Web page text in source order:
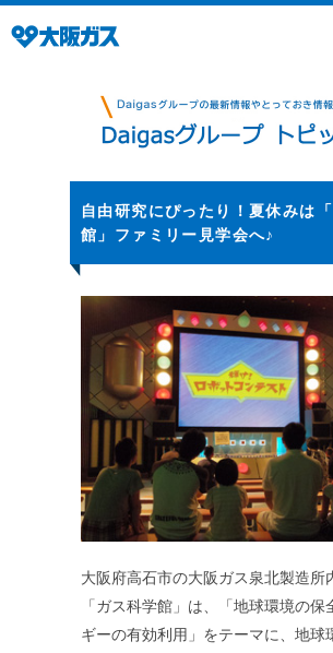
自由研究にぴったり！夏休みは
館」ファミリー見学会へ♪
大阪府高石市の大阪ガス泉北製造所
「ガス科学館」は、「地球環境の保
ギーの有効利用」をテーマに、地球